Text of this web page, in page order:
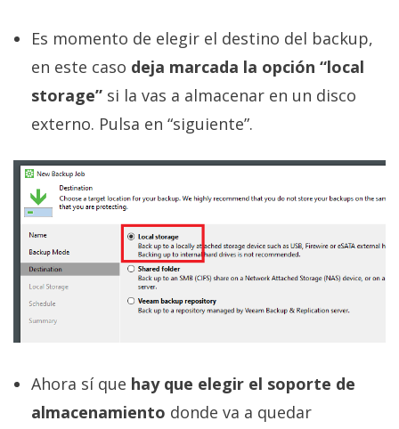
Es momento de elegir el destino del backup,
en este caso deja marcada la opción “local
storage” si la vas a almacenar en un disco
externo. Pulsa en “siguiente”.
Ahora sí que hay que elegir el soporte de
almacenamiento donde va a quedar